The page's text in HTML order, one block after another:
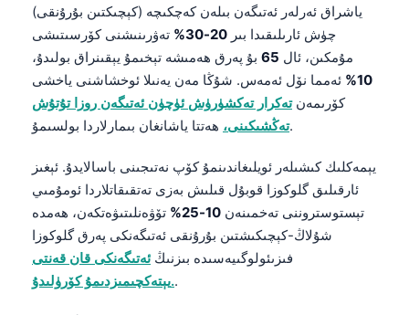
ياشراق ئەرلەر ئەتىگەن بىلەن كەچكىچە (كېچىكتىن بۇرۇنقى)
چۈش ئارىلىقىدا بىر 20-30%
تەۋرىنىشنى كۆرسىتىشى
مۇمكىن، ئال 65 بۇ پەرق ھەمىشە تېخىمۇ يېقىنراق بولىدۇ،
10%
ئەمما نۆل ئەمەس. شۇڭا مەن يەنىلا ئوخشاشنى ياخشى
كۆرىمەنتەكرار تەكشۈرۈش ئۈچۈن ئەتىگەن روزا تۇتۇش
تەڭشىكىنى،ھەتتا ياشانغان بىمارلاردا بولسىمۇ.
يېمەكلىك كىشىلەر ئويلىغاندىنمۇ كۆپ نەتىجىنى باسالايدۇ. ئېغىز
ئارقىلىق گلوكوزا قوبۇل قىلىش بەزى تەتقىقاتلاردا ئومۇمىي
تېستوستروننى تەخمىنەن 10-25%
تۆۋەنلىتىۋەتكەن، ھەمدە
شۇلاڭ-كېچىكىشتىن بۇرۇنقى ئەتىگەنكى پەرق گلوكوزا
فىزىئولوگىيەسىدە بىزنىڭ ئەتىگەنكى قان قەنتى
يېتەكچىمىزدىمۇ كۆرۈلىدۇ..